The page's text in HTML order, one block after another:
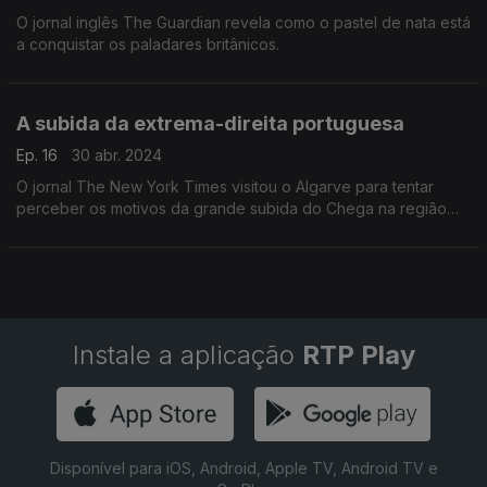
O jornal inglês The Guardian revela como o pastel de nata está
a conquistar os paladares britânicos.
A subida da extrema-direita portuguesa
Ep. 16
30 abr. 2024
O jornal The New York Times visitou o Algarve para tentar
perceber os motivos da grande subida do Chega na região
Instale a aplicação RTP Play
Disponível para iOS, Android, Apple TV, Android TV e